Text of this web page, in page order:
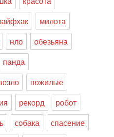
милота
нло
обезьяна
панда
пожилые
рекорд
робот
собака
спасение